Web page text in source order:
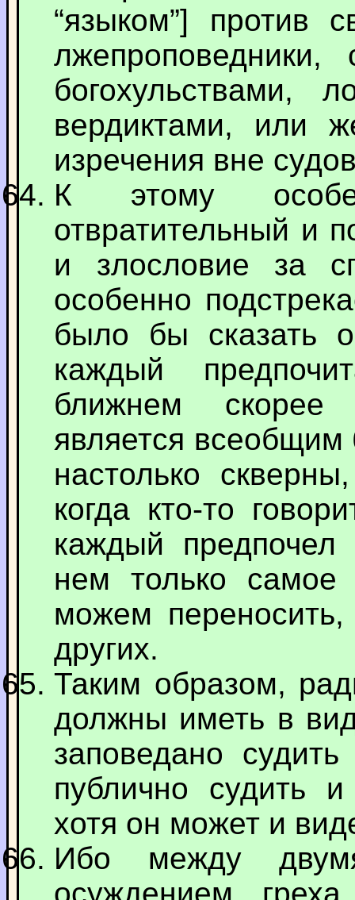
“языком”] против
богохульствами,
вердиктами, или
изречения вне
К этому
отвратительный и
и злословие за
особенно
было бы сказать
каждый
ближнем
является
настолько
когда кто-то
каждый
нем только
можем
других.
Таким образом,
должны иметь в
заповедано
публично судить
хотя он может и
Ибо между
осуждением